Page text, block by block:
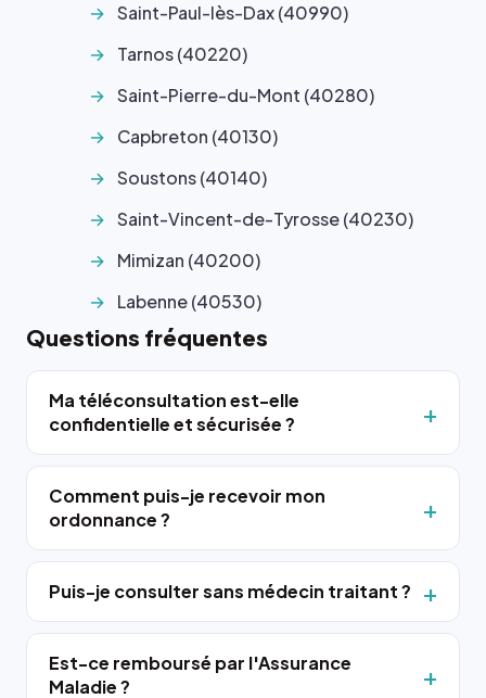
Saint-Paul-lès-Dax (40990)
Tarnos (40220)
Saint-Pierre-du-Mont (40280)
Capbreton (40130)
Soustons (40140)
Saint-Vincent-de-Tyrosse (40230)
Mimizan (40200)
Labenne (40530)
Questions fréquentes
Ma téléconsultation est-elle
confidentielle et sécurisée ?
Comment puis-je recevoir mon
ordonnance ?
Puis-je consulter sans médecin traitant ?
Est-ce remboursé par l'Assurance
Maladie ?